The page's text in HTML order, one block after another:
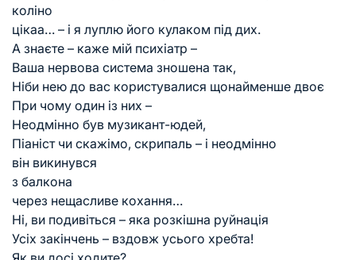
коліно
цікаа… – і я луплю його кулаком під дих.
А знаєте – каже мій психіатр –
Ваша нервова система зношена так,
Ніби нею до вас користувалися щонайменше двоє
При чому один із них –
Неодмінно був музикант-юдей,
Піаніст чи скажімо, скрипаль – і неодмінно
він викинувся
з балкона
через нещасливе кохання…
Ні, ви подивіться – яка розкішна руйнація
Усіх закінчень – вздовж усього хребта!